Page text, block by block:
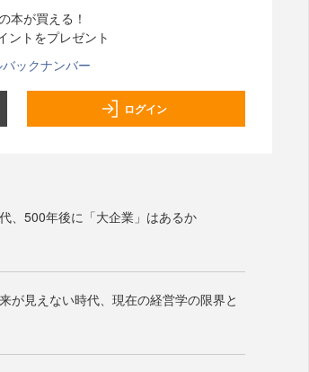
本が買える！
ントをプレゼント
バックナンバー
ログイン
、500年後に「大企業」はあるか
が見えない時代、現在の経営学の限界と